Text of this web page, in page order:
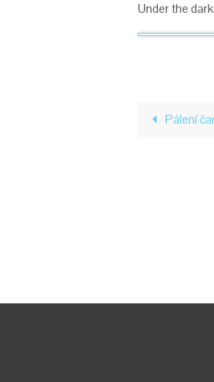
Under the
Pálení